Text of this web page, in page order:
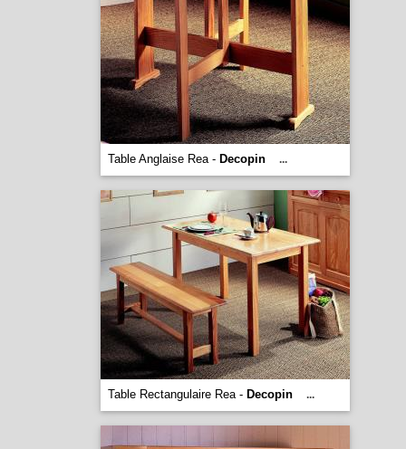
Table Anglaise Rea - Decopin ...
Table Rectangulaire Rea - Decopin ...